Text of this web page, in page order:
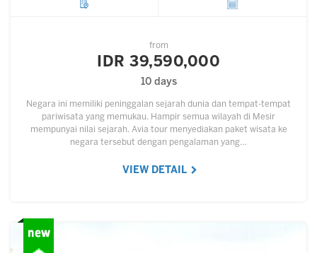
from
IDR 39,590,000
10 days
Negara ini memiliki peninggalan sejarah dunia dan tempat-tempat
pariwisata yang memukau. Hampir semua wilayah di Mesir
mempunyai nilai sejarah. Avia tour menyediakan paket wisata ke
negara tersebut dengan pengalaman yang…
VIEW DETAIL